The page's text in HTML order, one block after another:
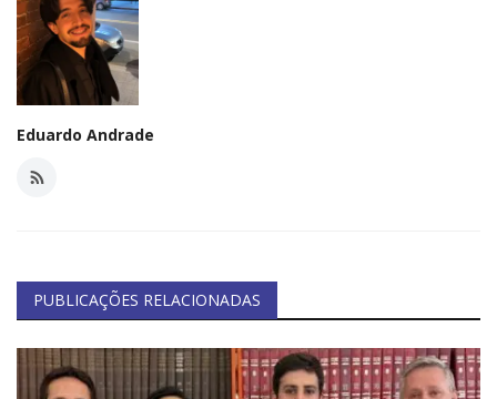
Eduardo Andrade
PUBLICAÇÕES RELACIONADAS